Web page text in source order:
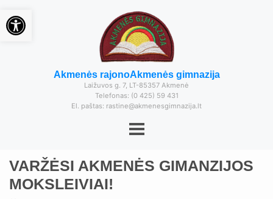
Akmenės rajonoAkmenės gimnazija
Laižuvos g. 7, LT-85357 Akmenė
Telefonas: (0 425) 59 431
El. paštas: rastine@akmenesgimnazija.lt
VARŽĖSI AKMENĖS GIMANZIJOS
MOKSLEIVIAI!
Open toolbar